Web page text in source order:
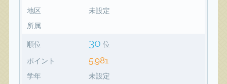
地区
未設定
所属
順位 30 位
ポイント 5,981
学年
未設定